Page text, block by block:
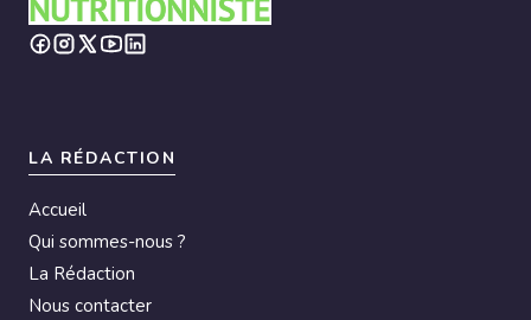
LA RÉDACTION
Accueil
Qui sommes-nous ?
La Rédaction
Nous contacter